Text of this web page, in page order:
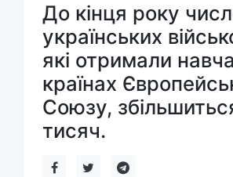
До кінця року
українських
які отримали
країнах
Союзу,
тисяч.